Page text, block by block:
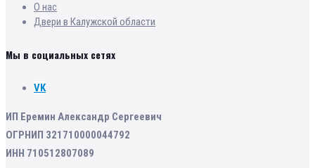
О нас
Двери в Калужской области
Мы в социальных сетях
VK
ИП Еремин Александр Сергеевич
ОГРНИП 321710000044792
ИНН 710512807089